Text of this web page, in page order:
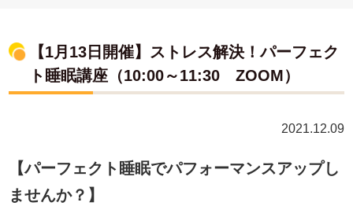
【1月13日開催】ストレス解決！パーフェク
ト睡眠講座（10:00～11:30 ZOOM）
2021.12.09
【パーフェクト睡眠でパフォーマンスアップし
ませんか？】